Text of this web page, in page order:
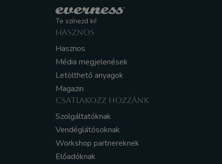
Te színezd ki!
HASZNOS
Hasznos
Média megjelenések
Letölthető anyagok
Magazin
CSATLAKOZZ HOZZÁNK
Szolgáltatóknak
Vendéglátósoknak
Workshop partnereknek
Előadóknak